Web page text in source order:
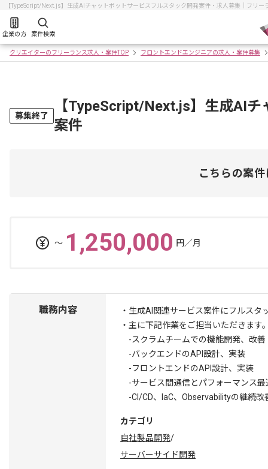
【TypeScript/Next.js】生成AIチャットボットサービスフルスタック開発案件・求人募集｜フリ
企業の方 案件検索
クリエイターのフリーランス求人・案件TOP フロントエンドエンジニアの求人・案件募集
募集終了
【TypeScript/Next.js】生成AI
案件
こちらの案
〜 1,250,000 円／月
職務内容
・生成AI関連サービス案件にフルス
・主に下記作業をご担当いただきます
-スクラムチームでの機能開発、改善
-バックエンドのAPI設計、実装
-フロントエンドのAPI設計、実装
-サービス間通信とパフォーマンス最
-CI/CD、IaC、Observabilityの継続改
カテゴリ
自社製品開発/
サーバーサイド開発